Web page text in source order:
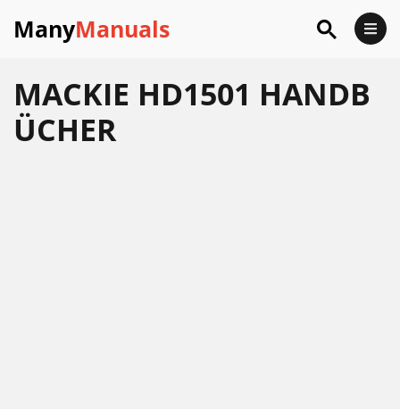
ManyManuals
MACKIE HD1501 HANDB
ÜCHER